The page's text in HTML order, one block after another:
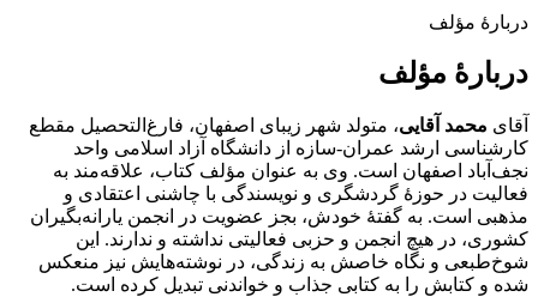
دربارۀ مؤلف
دربارۀ مؤلف
آقای محمد آقایی، متولد شهر زیبای اصفهان، فارغ‌التحصیل مقطع
کارشناسی ارشد عمران-سازه از دانشگاه آزاد اسلامی واحد
نجف‌آباد اصفهان است. وی به عنوان مؤلف کتاب، علاقه‌مند به
فعالیت در حوزۀ گردشگری و نویسندگی با چاشنی اعتقادی و
مذهبی است. به گفتۀ خودش، بجز عضویت در انجمن یارانه‌بگیران
کشوری، در هیچ انجمن و حزبی فعالیتی نداشته و ندارند. این
شوخ‌طبعی و نگاه خاصش به زندگی، در نوشته‌هایش نیز منعکس
شده و کتابش را به کتابی جذاب و خواندنی تبدیل کرده است.